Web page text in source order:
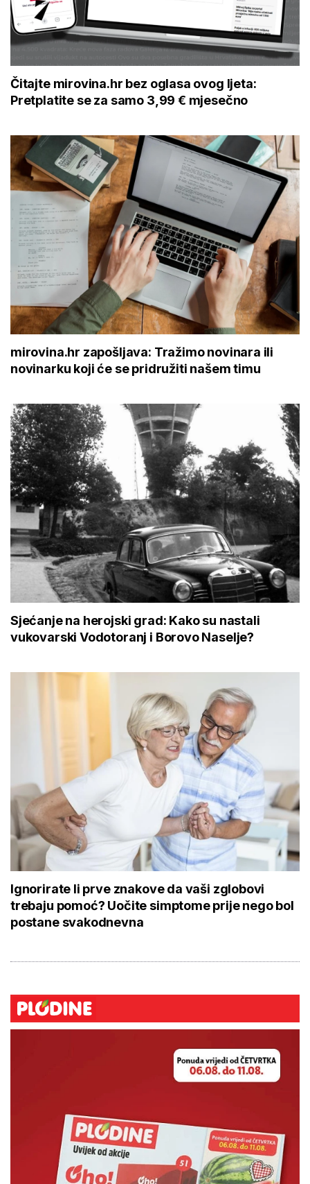
Čitajte mirovina.hr bez oglasa ovog ljeta:
Pretplatite se za samo 3,99 € mjesečno
mirovina.hr zapošljava: Tražimo novinara ili
novinarku koji će se pridružiti našem timu
Sjećanje na herojski grad: Kako su nastali
vukovarski Vodotoranj i Borovo Naselje?
Ignorirate li prve znakove da vaši zglobovi
trebaju pomoć? Uočite simptome prije nego bol
postane svakodnevna